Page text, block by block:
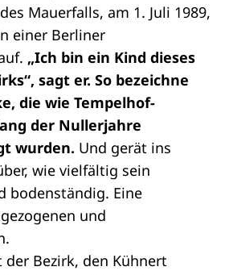
Mauerfalls, am 1. Juli 1989,
einer Berliner
„Ich bin ein Kind dieses
sagt er. So bezeichne
die wie Tempelhof-
der Nullerjahre
wurden. Und gerät ins
wie vielfältig sein
bodenständig. Eine
und
Bezirk, den Kühnert